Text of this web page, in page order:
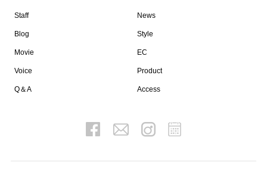
Staff News
Blog Style
Movie EC
Voice Product
Q＆A Access